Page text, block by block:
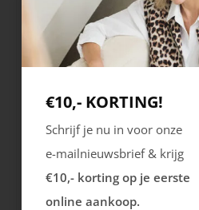
Ecco
City Stride
€10,- KORTING!
Schrijf je nu in voor onze
e-mailnieuwsbrief & krijg
€10,- korting op je eerste
online aankoop.